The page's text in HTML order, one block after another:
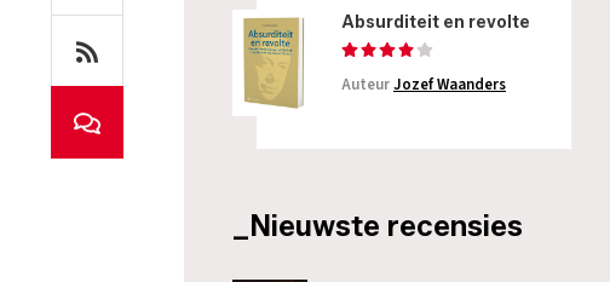
Absurditeit en revolte
AuteurJozef Waanders
_Nieuwste recensies